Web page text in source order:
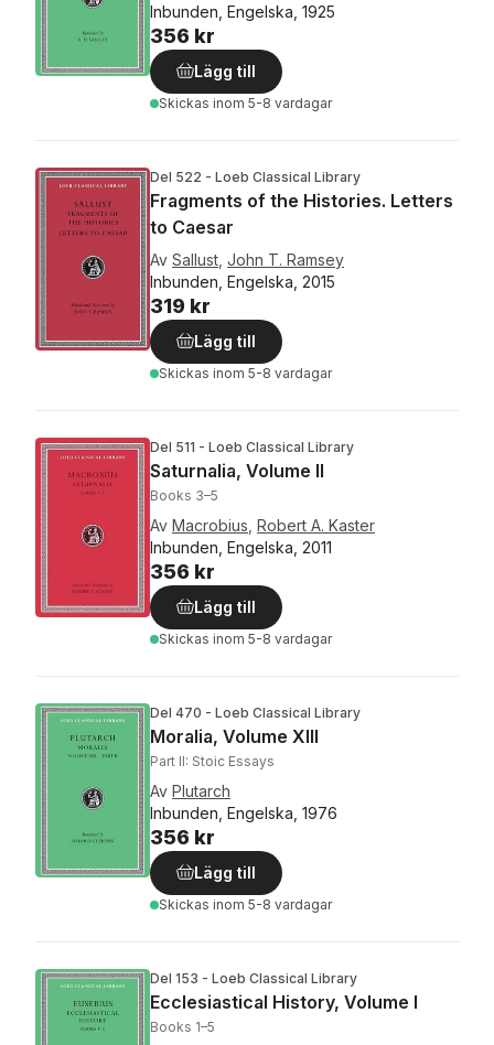
Inbunden, Engelska, 1925
356 kr
Lägg till
Skickas inom 5-8 vardagar
Del 522 - Loeb Classical Library
Fragments of the Histories. Letters
to Caesar
Av Sallust John T. Ramsey
Inbunden, Engelska, 2015
319 kr
Lägg till
Skickas inom 5-8 vardagar
Del 511 - Loeb Classical Library
Saturnalia, Volume II
Books 3–5
Av Macrobius Robert A. Kaster
Inbunden, Engelska, 2011
356 kr
Lägg till
Skickas inom 5-8 vardagar
Del 470 - Loeb Classical Library
Moralia, Volume XIII
Part II: Stoic Essays
Av Plutarch
Inbunden, Engelska, 1976
356 kr
Lägg till
Skickas inom 5-8 vardagar
Del 153 - Loeb Classical Library
Ecclesiastical History, Volume I
Books 1–5